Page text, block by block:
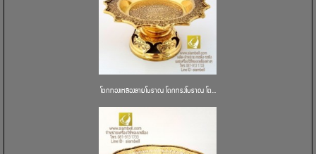
โตกทองเหลืองลายโบราณ โตกทรงโบราณ โต...